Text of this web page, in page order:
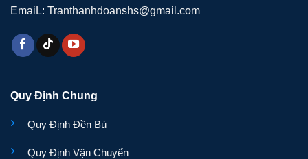
EmaiL: Tranthanhdoanshs@gmail.com
Quy Định Chung
Quy Định Đền Bù
Quy Định Vận Chuyển